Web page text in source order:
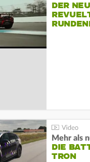
DER
Mehr als
DIE
TRON